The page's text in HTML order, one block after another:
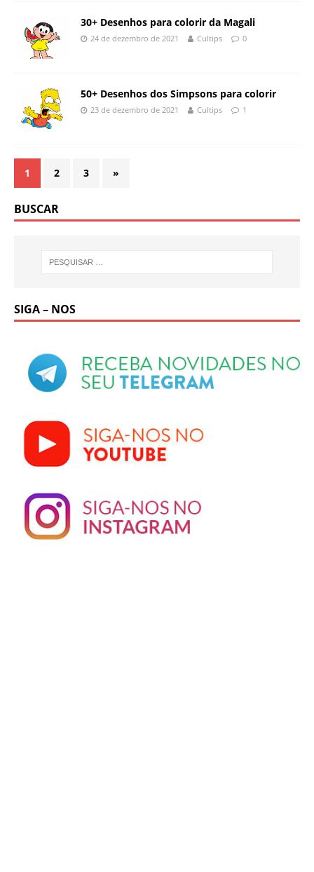
30+ Desenhos para colorir da Magali
24 de dezembro de 2021 Cultips 0
50+ Desenhos dos Simpsons para colorir
23 de dezembro de 2021 Cultips 1
1 2 3 »
BUSCAR
SIGA – NOS